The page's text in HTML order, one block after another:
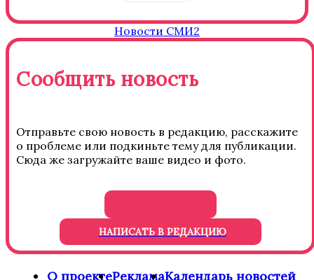
Новости СМИ2
Сообщить новость
Отправьте свою новость в редакцию, расскажите
о проблеме или подкиньте тему для публикации.
Сюда же загружайте ваше видео и фото.
НАПИСАТЬ В РЕДАКЦИЮ
О проектеРекламаКалендарь новостей